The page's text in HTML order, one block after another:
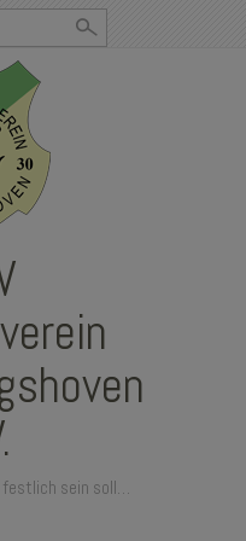
festlich sein soll…